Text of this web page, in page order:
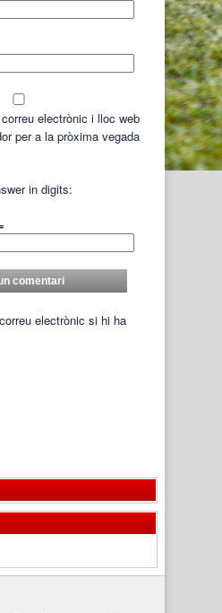
electrònic i lloc web
per a la pròxima vegada
in digits:
electrònic si hi ha